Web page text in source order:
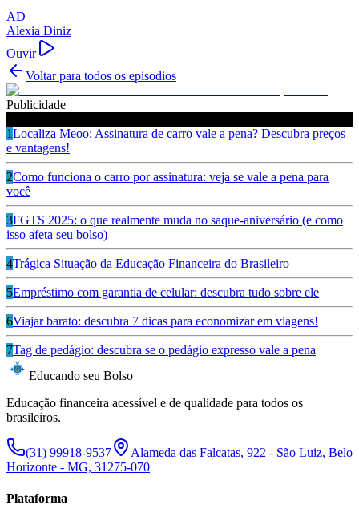
AD
Alexia Diniz
Ouvir
Voltar para todos os episodios
Publicidade
1Localiza Meoo: Assinatura de carro vale a pena? Descubra preços
e vantagens!
2Como funciona o carro por assinatura: veja se vale a pena para
você
3FGTS 2025: o que realmente muda no saque-aniversário (e como
isso afeta seu bolso)
4Trágica Situação da Educação Financeira do Brasileiro
5Empréstimo com garantia de celular: descubra tudo sobre ele
6Viajar barato: descubra 7 dicas para economizar em viagens!
7Tag de pedágio: descubra se o pedágio expresso vale a pena
Educando seu Bolso
Educação financeira acessível e de qualidade para todos os
brasileiros.
(31) 99918-9537
Alameda das Falcatas, 922 - São Luiz, Belo
Horizonte - MG, 31275-070
Plataforma